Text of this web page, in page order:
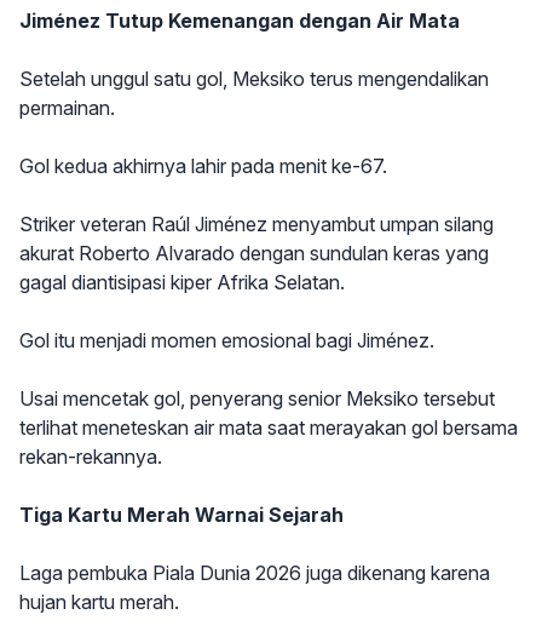
Jiménez Tutup Kemenangan dengan Air Mata
Setelah unggul satu gol, Meksiko terus mengendalikan
permainan.
Gol kedua akhirnya lahir pada menit ke-67.
Striker veteran Raúl Jiménez menyambut umpan silang
akurat Roberto Alvarado dengan sundulan keras yang
gagal diantisipasi kiper Afrika Selatan.
Gol itu menjadi momen emosional bagi Jiménez.
Usai mencetak gol, penyerang senior Meksiko tersebut
terlihat meneteskan air mata saat merayakan gol bersama
rekan-rekannya.
Tiga Kartu Merah Warnai Sejarah
Laga pembuka Piala Dunia 2026 juga dikenang karena
hujan kartu merah.